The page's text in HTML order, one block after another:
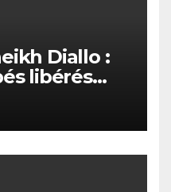
Diallo :
libérés
partiel